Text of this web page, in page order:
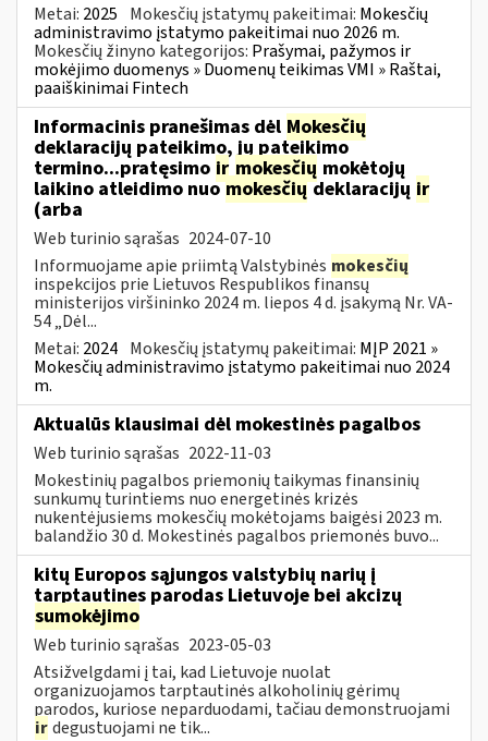
Metai: 2025 Mokesčių įstatymų pakeitimai: Mokesčių
administravimo įstatymo pakeitimai nuo 2026 m.
Mokesčių žinyno kategorijos: Prašymai, pažymos ir
mokėjimo duomenys » Duomenų teikimas VMI » Raštai,
paaiškinimai Fintech
Informacinis pranešimas dėl Mokesčių
deklaracijų pateikimo, jų pateikimo
termino...pratęsimo ir mokesčių mokėtojų
laikino atleidimo nuomokesčiųdeklaracijų ir
(arba
Web turinio sąrašas 2024-07-10
Informuojame apie priimtą Valstybinės mokesčių
inspekcijos prie Lietuvos Respublikos finansų
ministerijos viršininko 2024 m. liepos 4 d. įsakymą Nr. VA-
54 „Dėl...
Metai: 2024 Mokesčių įstatymų pakeitimai: MĮP 2021 »
Mokesčių administravimo įstatymo pakeitimai nuo 2024
m.
Aktualūs klausimai dėl mokestinės pagalbos
Web turinio sąrašas 2022-11-03
Mokestinių pagalbos priemonių taikymas finansinių
sunkumų turintiems nuo energetinės krizės
nukentėjusiems mokesčių mokėtojams baigėsi 2023 m.
balandžio 30 d. Mokestinės pagalbos priemonės buvo...
kitų Europos sąjungos valstybių narių į
tarptautines parodas Lietuvoje bei akcizų
sumokėjimo
Web turinio sąrašas 2023-05-03
Atsižvelgdami į tai, kad Lietuvoje nuolat
organizuojamos tarptautinės alkoholinių gėrimų
parodos, kuriose neparduodami, tačiau demonstruojami
irdegustuojami ne tik...